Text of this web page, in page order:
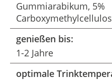
Gummiarabikum, 5%
genießen bis:
1-2 Jahre
optimale